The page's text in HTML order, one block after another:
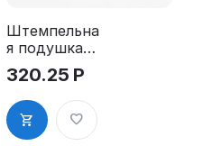
Штемпельна
я подушка
для GRM
R24 2Pads,
синяя
320.25 Р